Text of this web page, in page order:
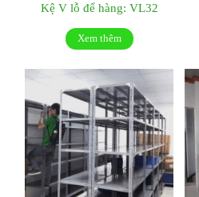
Kệ V lỗ để hàng: VL32
Xem thêm